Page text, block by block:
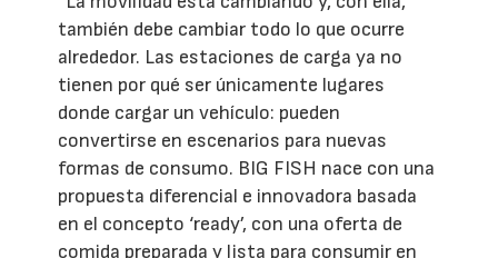
también debe cambiar todo lo que ocurre
alrededor. Las estaciones de carga ya no
tienen por qué ser únicamente lugares
donde cargar un vehículo: pueden
convertirse en escenarios para nuevas
formas de consumo. BIG FISH nace con una
propuesta diferencial e innovadora basada
en el concepto ‘ready’, con una oferta de
comida preparada y lista para consumir en